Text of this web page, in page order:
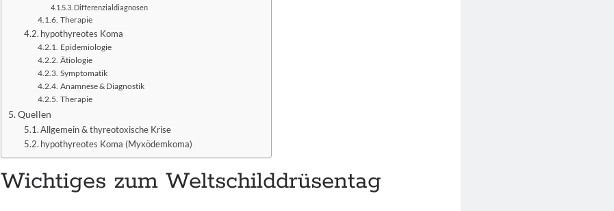
Differenzialdiagnosen
Therapie
hypothyreotes Koma
Epidemiologie
Ätiologie
Symptomatik
Anamnese & Diagnostik
Therapie
Quellen
Allgemein & thyreotoxische Krise
hypothyreotes Koma (Myxödemkoma)
Wichtiges zum Weltschilddrüsentag